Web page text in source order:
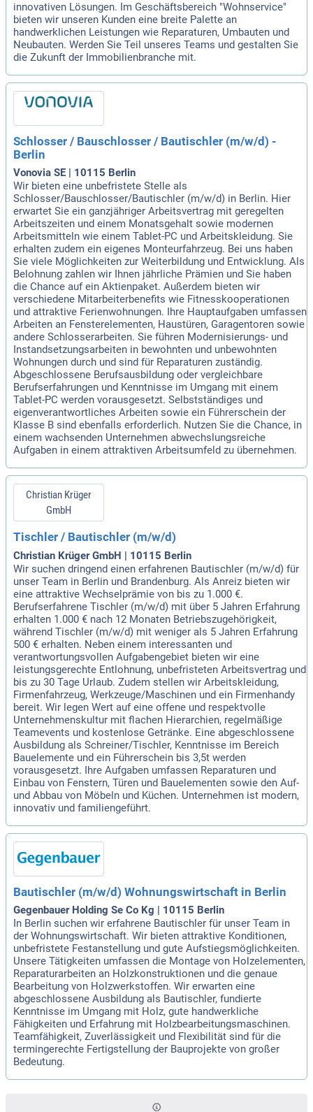
innovativen Lösungen. Im Geschäftsbereich "Wohnservice"
bieten wir unseren Kunden eine breite Palette an
handwerklichen Leistungen wie Reparaturen, Umbauten und
Neubauten. Werden Sie Teil unseres Teams und gestalten Sie
die Zukunft der Immobilienbranche mit.
Schlosser / Bauschlosser / Bautischler (m/w/d) -
Berlin
Vonovia SE | 10115 Berlin
Wir bieten eine unbefristete Stelle als
Schlosser/Bauschlosser/Bautischler (m/w/d) in Berlin. Hier
erwartet Sie ein ganzjähriger Arbeitsvertrag mit geregelten
Arbeitszeiten und einem Monatsgehalt sowie modernen
Arbeitsmitteln wie einem Tablet-PC und Arbeitskleidung. Sie
erhalten zudem ein eigenes Monteurfahrzeug. Bei uns haben
Sie viele Möglichkeiten zur Weiterbildung und Entwicklung. Als
Belohnung zahlen wir Ihnen jährliche Prämien und Sie haben
die Chance auf ein Aktienpaket. Außerdem bieten wir
verschiedene Mitarbeiterbenefits wie Fitnesskooperationen
und attraktive Ferienwohnungen. Ihre Hauptaufgaben umfassen
Arbeiten an Fensterelementen, Haustüren, Garagentoren sowie
andere Schlosserarbeiten. Sie führen Modernisierungs- und
Instandsetzungsarbeiten in bewohnten und unbewohnten
Wohnungen durch und sind für Reparaturen zuständig.
Abgeschlossene Berufsausbildung oder vergleichbare
Berufserfahrungen und Kenntnisse im Umgang mit einem
Tablet-PC werden vorausgesetzt. Selbstständiges und
eigenverantwortliches Arbeiten sowie ein Führerschein der
Klasse B sind ebenfalls erforderlich. Nutzen Sie die Chance, in
einem wachsenden Unternehmen abwechslungsreiche
Aufgaben in einem attraktiven Arbeitsumfeld zu übernehmen.
Christian Krüger
GmbH
Tischler / Bautischler (m/w/d)
Christian Krüger GmbH | 10115 Berlin
Wir suchen dringend einen erfahrenen Bautischler (m/w/d) für
unser Team in Berlin und Brandenburg. Als Anreiz bieten wir
eine attraktive Wechselprämie von bis zu 1.000 €.
Berufserfahrene Tischler (m/w/d) mit über 5 Jahren Erfahrung
erhalten 1.000 € nach 12 Monaten Betriebszugehörigkeit,
während Tischler (m/w/d) mit weniger als 5 Jahren Erfahrung
500 € erhalten. Neben einem interessanten und
verantwortungsvollen Aufgabengebiet bieten wir eine
leistungsgerechte Entlohnung, unbefristeten Arbeitsvertrag und
bis zu 30 Tage Urlaub. Zudem stellen wir Arbeitskleidung,
Firmenfahrzeug, Werkzeuge/Maschinen und ein Firmenhandy
bereit. Wir legen Wert auf eine offene und respektvolle
Unternehmenskultur mit flachen Hierarchien, regelmäßige
Teamevents und kostenlose Getränke. Eine abgeschlossene
Ausbildung als Schreiner/Tischler, Kenntnisse im Bereich
Bauelemente und ein Führerschein bis 3,5t werden
vorausgesetzt. Ihre Aufgaben umfassen Reparaturen und
Einbau von Fenstern, Türen und Bauelementen sowie den Auf-
und Abbau von Möbeln und Küchen. Unternehmen ist modern,
innovativ und familiengeführt.
Bautischler (m/w/d) Wohnungswirtschaft in Berlin
Gegenbauer Holding Se Co Kg | 10115 Berlin
In Berlin suchen wir erfahrene Bautischler für unser Team in
der Wohnungswirtschaft. Wir bieten attraktive Konditionen,
unbefristete Festanstellung und gute Aufstiegsmöglichkeiten.
Unsere Tätigkeiten umfassen die Montage von Holzelementen,
Reparaturarbeiten an Holzkonstruktionen und die genaue
Bearbeitung von Holzwerkstoffen. Wir erwarten eine
abgeschlossene Ausbildung als Bautischler, fundierte
Kenntnisse im Umgang mit Holz, gute handwerkliche
Fähigkeiten und Erfahrung mit Holzbearbeitungsmaschinen.
Teamfähigkeit, Zuverlässigkeit und Flexibilität sind für die
termingerechte Fertigstellung der Bauprojekte von großer
Bedeutung.